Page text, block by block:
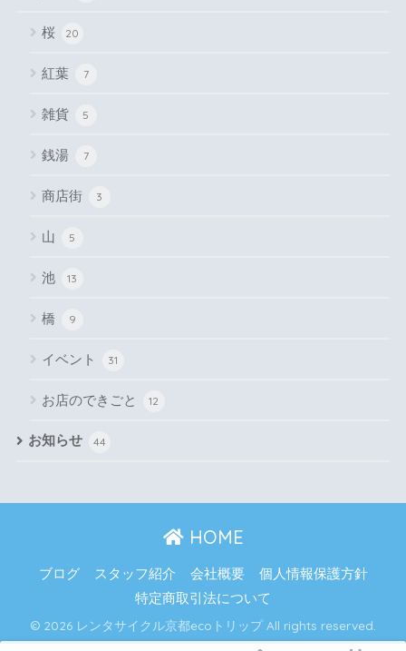
桜 20
紅葉 7
雑貨 5
銭湯 7
商店街 3
山 5
池 13
橋 9
イベント 31
お店のできごと 12
お知らせ 44
HOME
ブログ スタッフ紹介 会社概要
個人情報保護方針
特定商取引法について
© 2026 レンタサイクル京都ecoトリップ All rights reserved.